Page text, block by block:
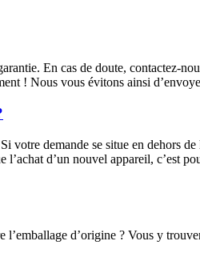
En cas de doute, contactez-
! Nous vous évitons ainsi
demande se situe en dehors
d’un nouvel appareil, c’est
d’origine ? Vous y